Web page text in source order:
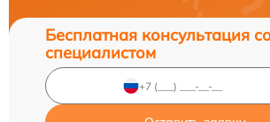
Бесплатная консультация
специалистом